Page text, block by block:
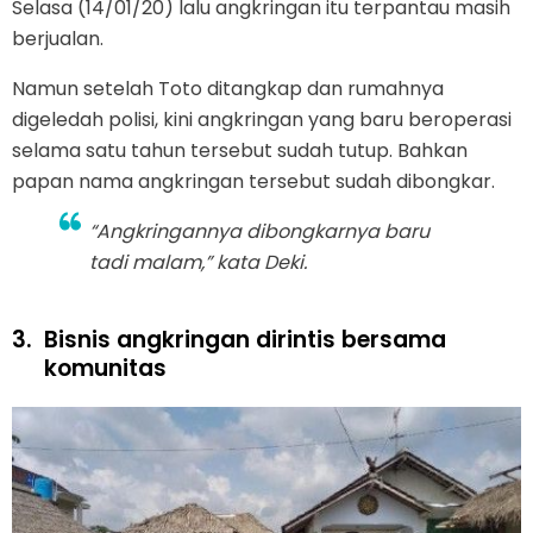
Selasa (14/01/20) lalu angkringan itu terpantau masih
berjualan.
Namun setelah Toto ditangkap dan rumahnya
digeledah polisi, kini angkringan yang baru beroperasi
selama satu tahun tersebut sudah tutup. Bahkan
papan nama angkringan tersebut sudah dibongkar.
“Angkringannya dibongkarnya baru
tadi malam,” kata Deki.
3. Bisnis angkringan dirintis bersama
komunitas